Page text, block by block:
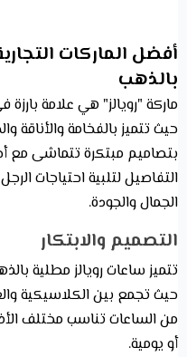
أفضل الماركات
بالذهب
ماركة "رويالز" هي علامة
حيث تتميز بالفخامة والأناقة
بتصاميم مبتكرة تتماشى مع
التفاصيل لتلبية احتياجات
الجمال والجودة.
التصميم والابتكار
تتميز ساعات رويالز مطلية
حيث تجمع بين الكلاسيكية
من الساعات تناسب مختلف
أو يومية.